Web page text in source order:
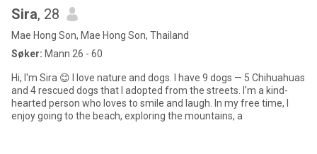
Sira, 28
Mae Hong Son, Mae Hong Son, Thailand
Søker: Mann 26 - 60
Hi, I'm Sira 😊 I love nature and dogs. I have 9 dogs — 5 Chihuahuas
and 4 rescued dogs that I adopted from the streets. I'm a kind-
hearted person who loves to smile and laugh. In my free time, I
enjoy going to the beach, exploring the mountains, a